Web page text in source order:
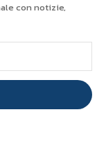
con notizie,